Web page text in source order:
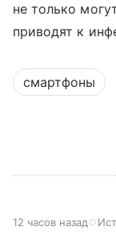
не только
приводят к
смартфоны
12 часов назад